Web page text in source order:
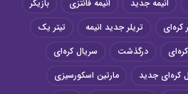
انیمه جدید انیمه فانتزی
بازیگر
کره‌ای
تریلر جدید انیمه
تیتر یک
درگذشت
سریال کره‌ای
کره‌ای جدید
مارتین اسکورسیزی